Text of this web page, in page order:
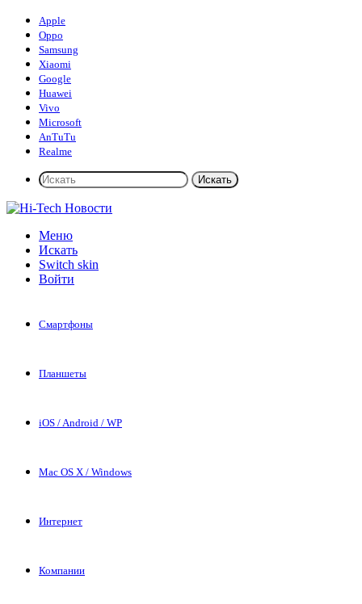
Apple
Oppo
Samsung
Xiaomi
Google
Huawei
Vivo
Microsoft
AnTuTu
Realme
Искать
Меню
Искать
Switch skin
Войти
Смартфоны
Планшеты
iOS / Android / WP
Mac OS X / Windows
Интернет
Компании